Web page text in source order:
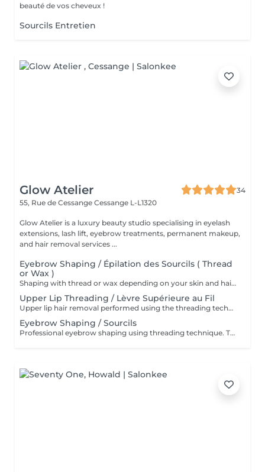
beauté de vos cheveux !
Sourcils Entretien
Glow Atelier
34
55, Rue de Cessange Cessange L-L1320
Glow Atelier is a luxury beauty studio specialising in eyelash
extensions, lash lift, eyebrow treatments, permanent makeup,
and hair removal services ...
Eyebrow Shaping / Épilation des Sourcils ( Thread
or Wax )
Shaping with thread or wax depending on your skin and hair type. * Restructuration des sourcils au fil ou à la cire selon votre peau et votre pilosité
Upper Lip Threading / Lèvre Supérieure au Fil
Upper lip hair removal performed using the threading technique for precise and gentle results. Ideal for sensitive skin and facial hair removal. Épilation de la lèvre supérieure réalisée à l'aide de la technique au fil pour un résultat précis et en douceur. Idéale pour les peaux sensibles et l'épilation du visage
Eyebrow Shaping / Sourcils
Professional eyebrow shaping using threading technique. The skin is cleansed before the procedure, and a soothing regenerative cream is applied afterwards. Restructuration professionnelle des sourcils au fil. La peau est nettoyée avant la procédure et une crème apaisante et régénérante est appliquée après le soin